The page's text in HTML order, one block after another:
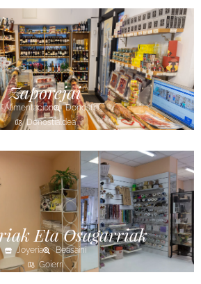
Zaporejai
Alimentación
Donostia
Donostialdea
Eta Osagarriak
Joyería
Beasaini
Goierri